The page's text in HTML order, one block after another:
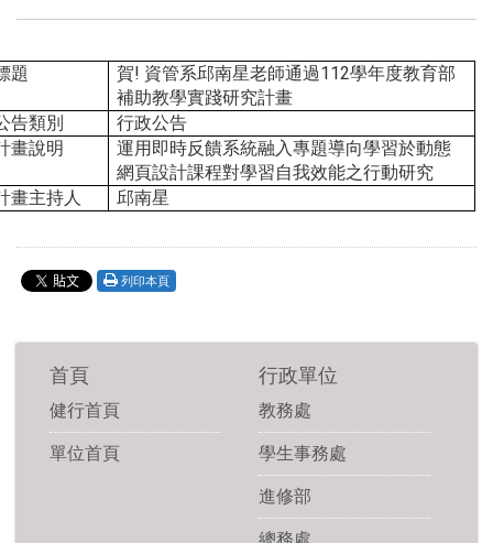
題 賀! 資管系邱南星老師通過112學年度教育部
補助教學實踐研究計畫
告類別
行政公告
畫說明
運用即時反饋系統融入專題導向學習於動態
網頁設計課程對學習自我效能之行動研究
畫主持人
邱南星
列印本頁
首頁
健行首頁
單位首頁
行政單位
教務處
學生事務處
進修部
總務處